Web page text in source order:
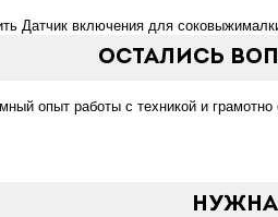
Датчик включения для
Остались
опыт работы с техникой и